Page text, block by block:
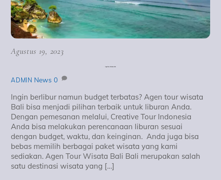
Agustus 19, 2023
Agen Tour Wisata Bali
ADMIN News 0
Ingin berlibur namun budget terbatas? Agen tour wisata
Bali bisa menjadi pilihan terbaik untuk liburan Anda.
Dengan pemesanan melalui, Creative Tour Indonesia
Anda bisa melakukan perencanaan liburan sesuai
dengan budget, waktu, dan keinginan. Anda juga bisa
bebas memilih berbagai paket wisata yang kami
sediakan. Agen Tour Wisata Bali Bali merupakan salah
satu destinasi wisata yang […]